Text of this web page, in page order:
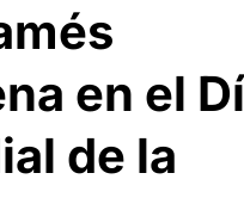
en el
de la